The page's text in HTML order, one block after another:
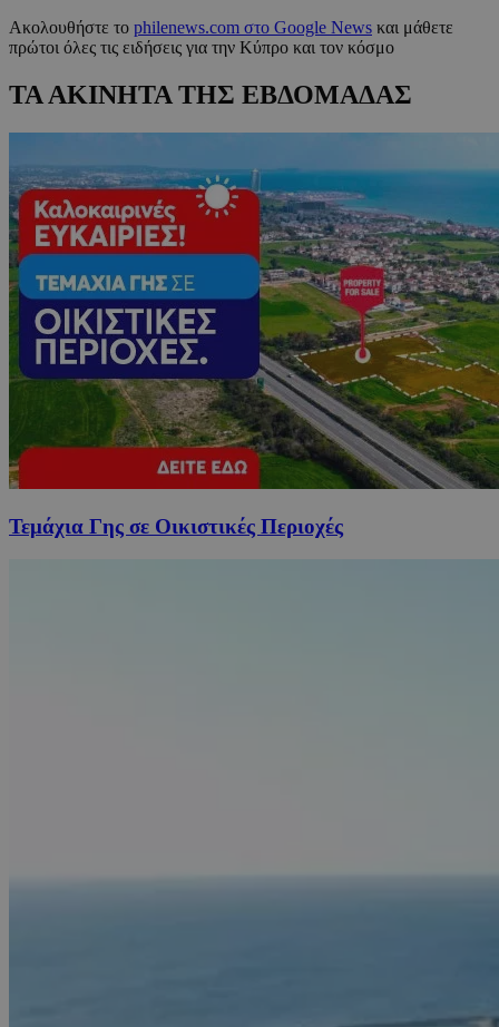
Ακολουθήστε το philenews.com στο Google News και μάθετε
πρώτοι όλες τις ειδήσεις για την Κύπρο και τον κόσμο
ΤΑ ΑΚΙΝΗΤΑ ΤΗΣ ΕΒΔΟΜΑΔΑΣ
Τεμάχια Γης σε Οικιστικές Περιοχές